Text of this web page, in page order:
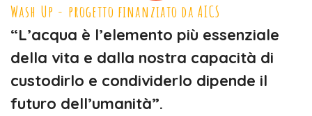
Wash Up - progetto finanziato da AICS
“L’acqua è l’elemento più essenziale
della vita e dalla nostra capacità di
custodirlo e condividerlo dipende il
futuro dell’umanità”.